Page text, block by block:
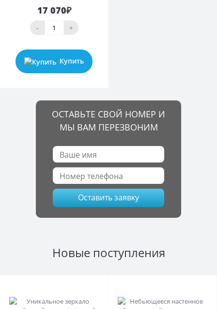
17 070₽
- +
Купить
ОСТАВЬТЕ СВОЙ НОМЕР И
МЫ ВАМ ПЕРЕЗВОНИМ
Оставить заявку
Новые поступления